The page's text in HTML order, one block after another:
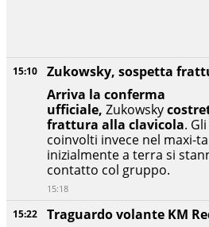
15:22
Traguardo volante KM
15:10
Zukowsky, sospetta
Arriva la conferma
ufficiale, Zukowsky
frattura alla clavicola.
coinvolti invece nel maxi-
inizialmente a terra si
contatto col gruppo.
15:18